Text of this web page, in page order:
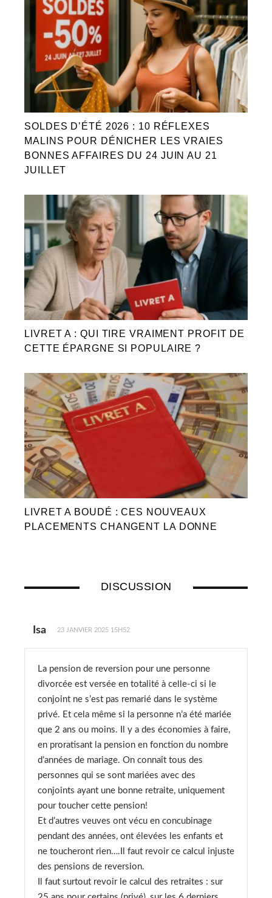
SOLDES D’ÉTÉ 2026 : 10 RÉFLEXES
MALINS POUR DÉNICHER LES VRAIES
BONNES AFFAIRES DU 24 JUIN AU 21
JUILLET
LIVRET A : QUI TIRE VRAIMENT PROFIT DE
CETTE ÉPARGNE SI POPULAIRE ?
LIVRET A BOUDÉ : CES NOUVEAUX
PLACEMENTS CHANGENT LA DONNE
DISCUSSION
Isa 23 JANVIER 2025 15H52
La pension de reversion pour une personne
divorcée est versée en totalité à celle-ci si le
conjoint ne s’est pas remarié dans le système
privé. Et cela même si la personne n’a été mariée
que 2 ans ou moins. Il y a des économies à faire,
en proratisant la pension en fonction du nombre
d’années de mariage. On connaît tous des
personnes qui se sont mariées avec des
conjoints ayant une bonne retraite, uniquement
pour toucher cette pension!
Et d’autres veuves ont vécu en concubinage
pendant des années, ont élevées les enfants et
ne toucheront rien….Il faut revoir ce calcul injuste
des pensions de reversion.
Il faut surtout revoir le calcul des retraites : sur